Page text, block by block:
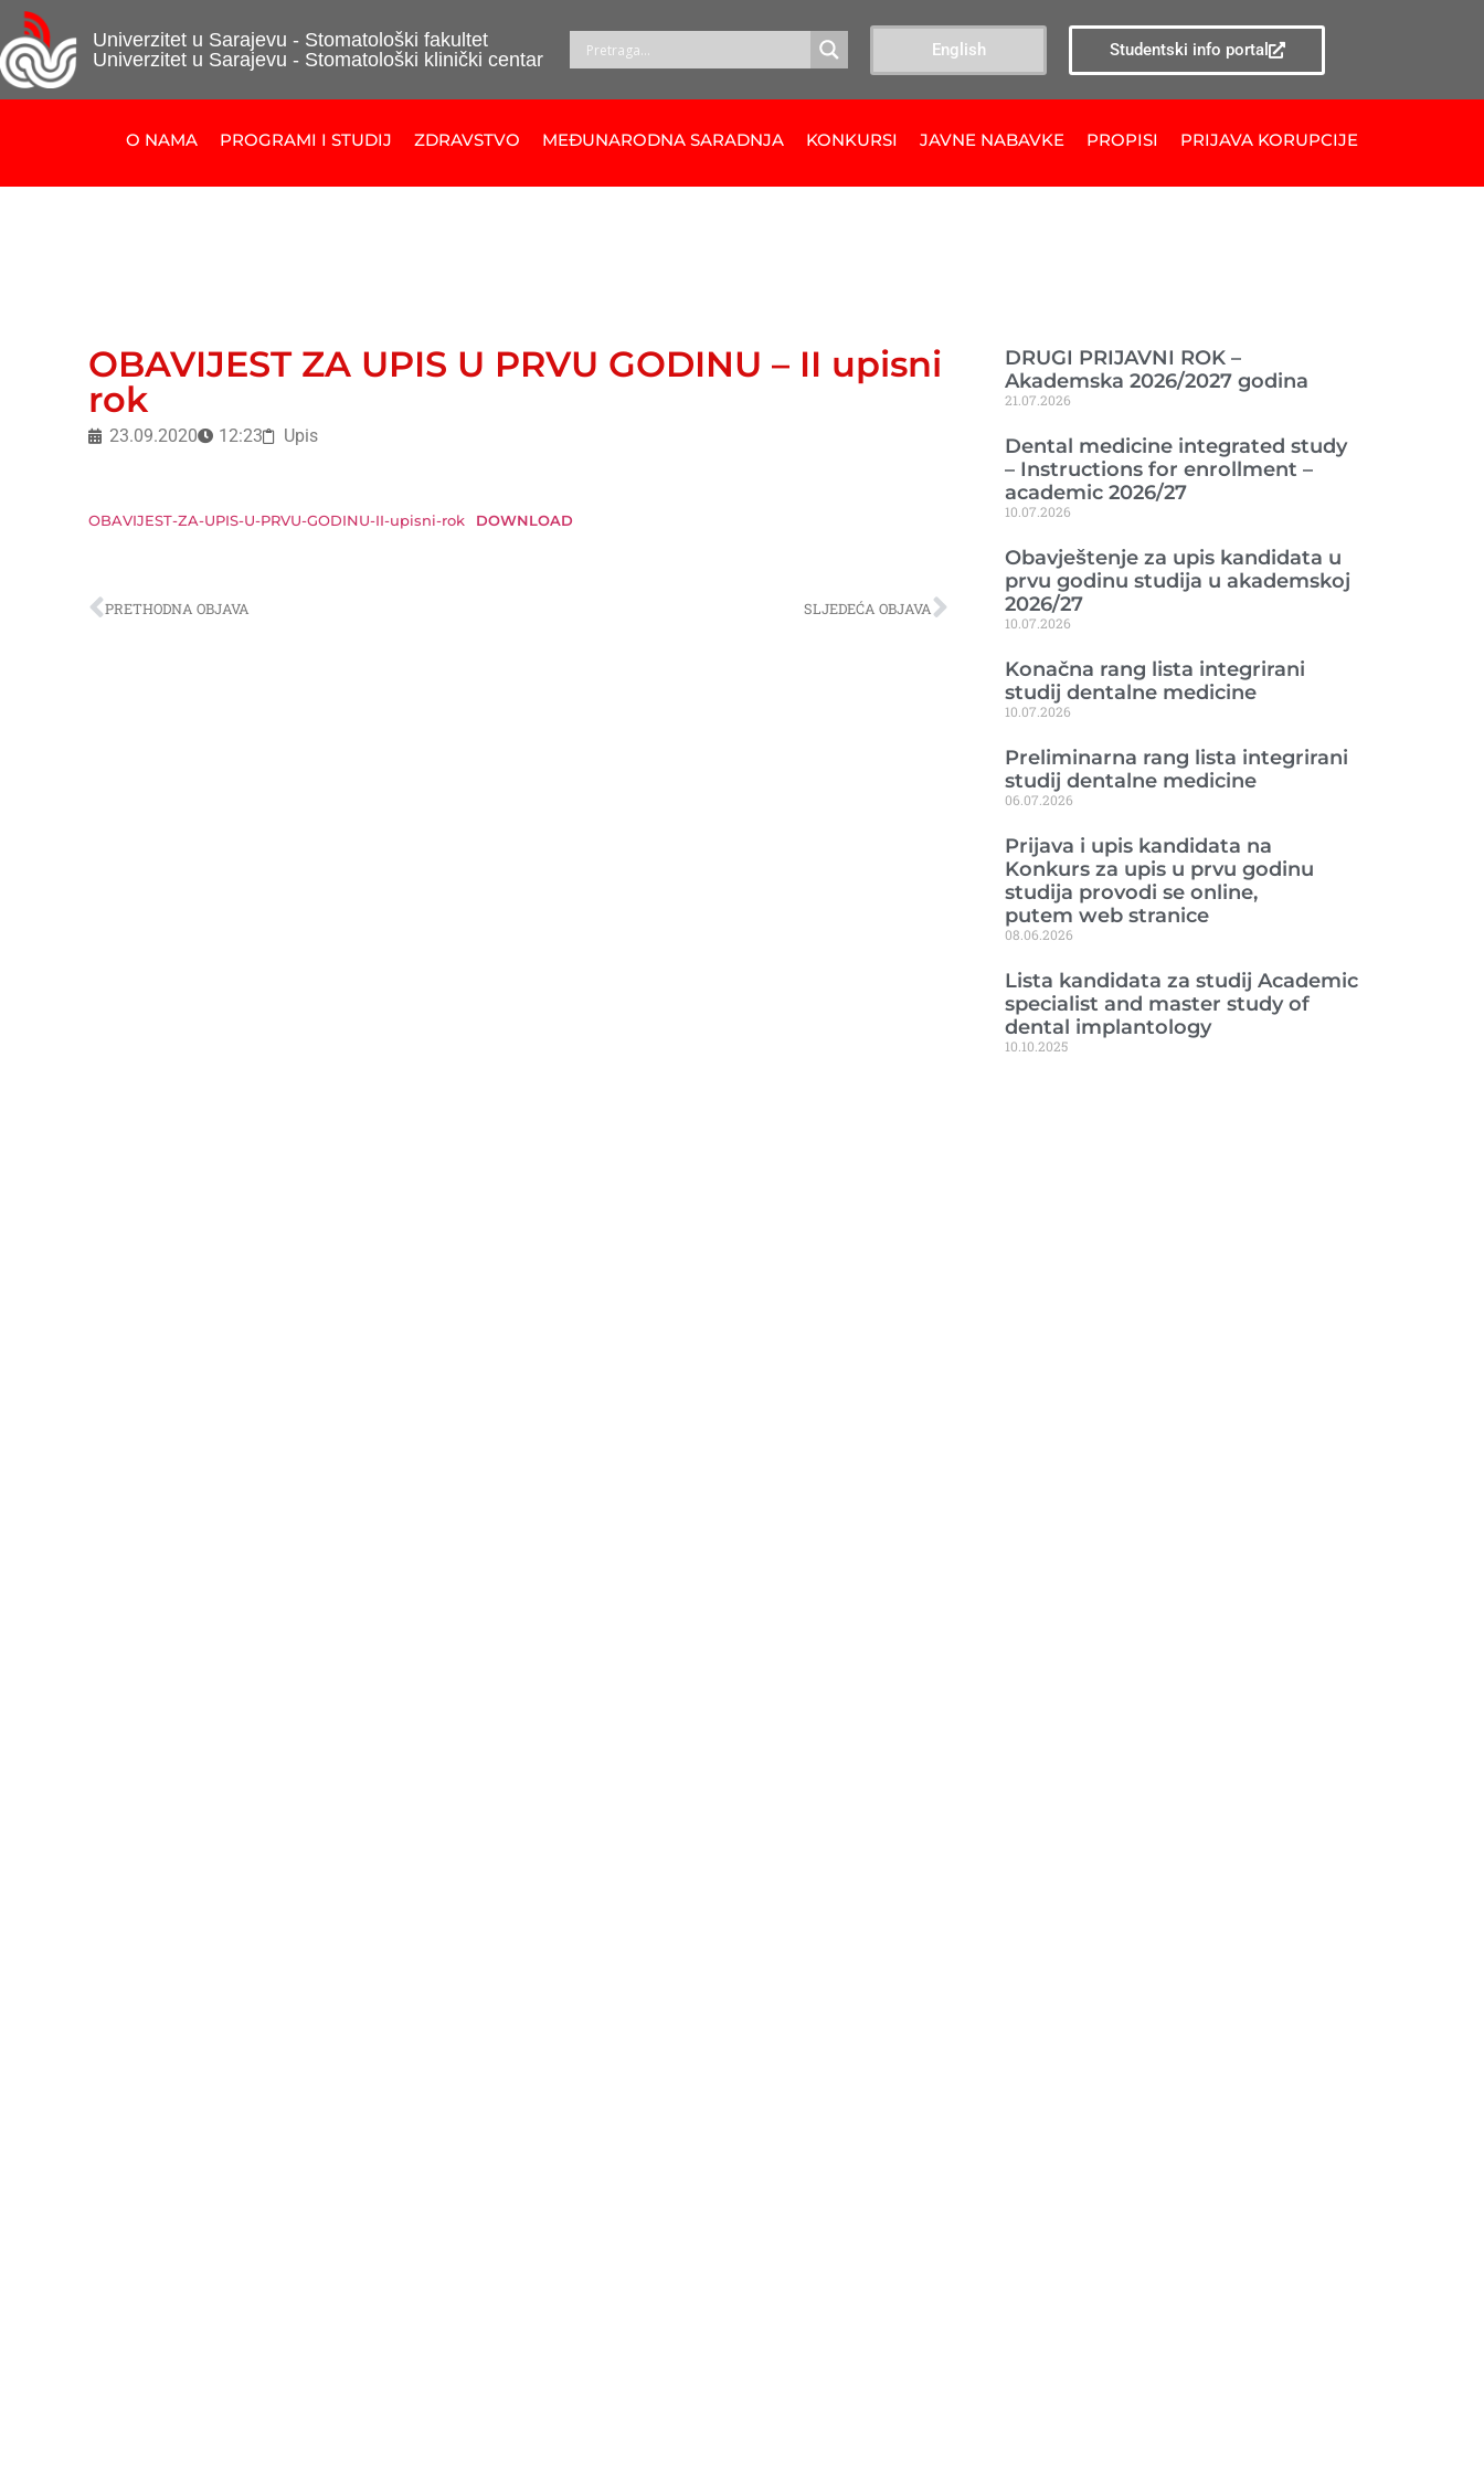
Univerzitet u Sarajevu - Stomatološki fakultet
Univerzitet u Sarajevu - Stomatološki klinički centar
English Studentski info portal
O NAMA PROGRAMI I STUDIJ ZDRAVSTVO MEĐUNARODNA SARADNJA KONKURSI JAVNE NABAVKE PROPISI PRIJAVA KORUPCIJE
OBAVIJEST ZA UPIS U PRVU GODINU – II upisni
rok
23.09.2020 12:23 Upis
OBAVIJEST-ZA-UPIS-U-PRVU-GODINU-II-upisni-rok DOWNLOAD
PRETHODNA OBJAVA SLJEDEĆA OBJAVA
DRUGI PRIJAVNI ROK –
Akademska 2026/2027 godina
21.07.2026
Dental medicine integrated study
– Instructions for enrollment –
academic 2026/27
10.07.2026
Obavještenje za upis kandidata u
prvu godinu studija u akademskoj
2026/27
10.07.2026
Konačna rang lista integrirani
studij dentalne medicine
10.07.2026
Preliminarna rang lista integrirani
studij dentalne medicine
06.07.2026
Prijava i upis kandidata na
Konkurs za upis u prvu godinu
studija provodi se online,
putem web stranice
08.06.2026
Lista kandidata za studij Academic
specialist and master study of
dental implantology
10.10.2025